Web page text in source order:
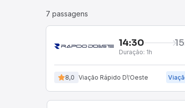
7 passagens
14:30
Duração: 1h
8,0 Viação Rápido D\'Oeste